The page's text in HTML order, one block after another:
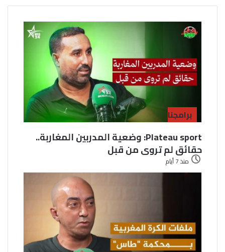
برامجنا
Plateau sport: وضعية المدربين المغاربة..
حقائق لم تروى من قبل
منذ 7 أيام